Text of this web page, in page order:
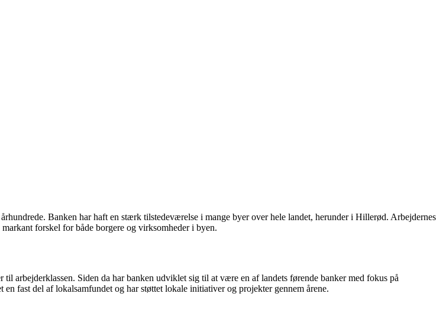
Banken har haft en stærk tilstedeværelse i mange byer over hele landet, herunder i Hillerød. Arbejdernes
forskel for både borgere og virksomheder i byen.
arbejderklassen. Siden da har banken udviklet sig til at være en af landets førende banker med fokus på
fast del af lokalsamfundet og har støttet lokale initiativer og projekter gennem årene.